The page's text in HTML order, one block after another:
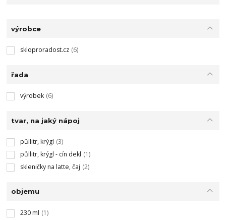
výrobce
skloproradost.cz (6)
řada
výrobek (6)
tvar, na jaký nápoj
půllitr, krýgl (3)
půllitr, krýgl - cín dekl (1)
skleničky na latte, čaj (2)
objemu
230 ml (1)